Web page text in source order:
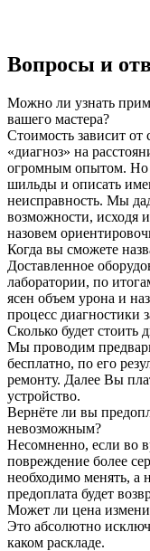
Вопросы и
Можно ли узнать
вашего мастера?
Стоимость зависит
«диагноз» на
огромным опытом. Но
шильды и описать
неисправность. Мы
возможности, исходя
назовем
Когда вы сможете
Доставленное
лаборатории, по
ясен объем урона и
процесс диагностики
Сколько будет стоить
Мы проводим
бесплатно, по его
ремонту. Далее Вы
устройство.
Вернёте ли вы
невозможным?
Несомненно, если во
повреждение более
необходимо менять, а
предоплата будет
Может ли цена
Это абсолютно
каком раскладе.